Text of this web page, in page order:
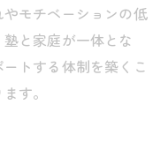
モチベーションの低
と家庭が一体とな
トする体制を築くこ
す。